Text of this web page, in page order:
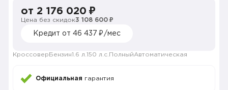
от 2 176 020 ₽
Цена без скидок3 108 600 ₽
Кредит от 46 437 ₽/мес
Кроссовер Бензин1.6 л. 150 л.с. ПолныйАвтоматическая
Официальная гарантия